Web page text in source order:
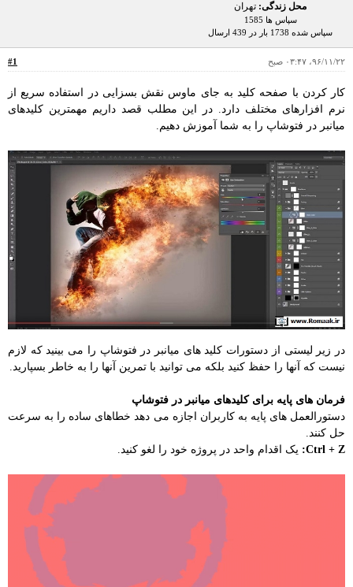
محل زندگی: تهران
سپاس ها 1585
سپاس شده 1738 بار در 439 ارسال
#1 ۹۶/۱۱/۲۲، ۰۳:۴۷ صبح
کار کردن با صفحه کلید به جای ماوس نقش بسزایی در استفاده سریع از
نرم افزارهای مختلف دارد. در این مطلب قصد داریم مهمترین کلیدهای
میانبر در فتوشاپ را به شما آموزش دهیم.
در زیر لیستی از دستورات کلید های میانبر در فتوشاپ را می بینید که لازم
نیست که آنها را حفظ کنید بلکه می توانید با تمرین آنها را به خاطر بسپارید.
فرمان های پایه برای کلیدهای میانبر در فتوشاپ
دستورالعمل های پایه به کاربران اجازه می دهد خطاهای ساده را به سرعت
حل کنند.
Ctrl + Z:
یک اقدام واحد در پروژه خود را لغو کنید.